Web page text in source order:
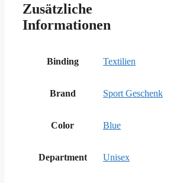
Zusätzliche
Informationen
Binding Textilien
Brand Sport Geschenk
Color Blue
Department Unisex